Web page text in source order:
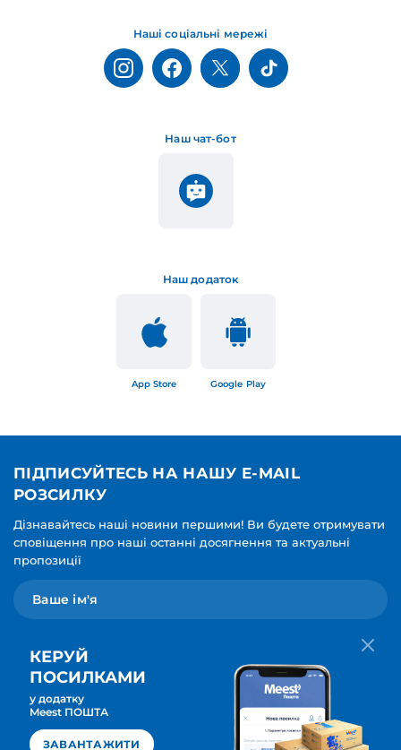
Наш додаток
App Store Google Play
Наш чат-бот
Наші соціальні мережі
ПІДПИСУЙТЕСЬ НА НАШУ E-MAIL
РОЗСИЛКУ
Дізнавайтесь наші новини першими! Ви будете отримувати
сповіщення про наші останні досягнення та актуальні
пропозиції
Мова для вашої розсилки
Українська
ПІДПИСАТИСЯ
КЕРУЙ
ПОСИЛКАМИ
у додатку
Meest ПОШТА
ЗАВАНТАЖИТИ